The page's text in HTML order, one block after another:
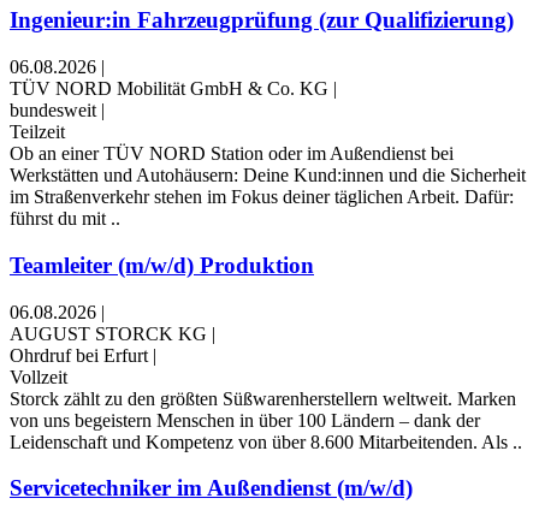
Ingenieur:in Fahrzeugprüfung (zur Qualifizierung)
06.08.2026 |
TÜV NORD Mobilität GmbH & Co. KG |
bundesweit |
Teilzeit
Ob an einer TÜV NORD Station oder im Außendienst bei
Werkstätten und Autohäusern: Deine Kund:innen und die Sicherheit
im Straßenverkehr stehen im Fokus deiner täglichen Arbeit. Dafür:
führst du mit ..
Teamleiter (m/w/d) Produktion
06.08.2026 |
AUGUST STORCK KG |
Ohrdruf bei Erfurt |
Vollzeit
Storck zählt zu den größten Süßwarenherstellern weltweit. Marken
von uns begeistern Menschen in über 100 Ländern – dank der
Leidenschaft und Kompetenz von über 8.600 Mitarbeitenden. Als ..
Servicetechniker im Außendienst (m/w/d)